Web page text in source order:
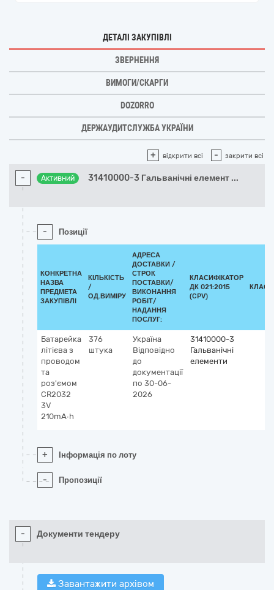
ДЕТАЛІ ЗАКУПІВЛІ
ЗВЕРНЕННЯ
ВИМОГИ/СКАРГИ
DOZORRO
ДЕРЖАУДИТСЛУЖБА УКРАЇНИ
+ відкрити всі - закрити всі
- Активний 31410000-3 Гальванічні елемент ...
- Позиції
КОНКРЕТНА
НАЗВА
ПРЕДМЕТА
ЗАКУПІВЛІ
КІЛЬКІСТЬ
/
ОД.ВИМІРУ
АДРЕСА
ДОСТАВКИ /
СТРОК
ПОСТАВКИ/
ВИКОНАННЯ
РОБІТ/
НАДАННЯ
ПОСЛУГ:
КЛАСИФІКАТОР
ДК 021:2015
(CPV)
Батарейка
літієва з
проводом
та
роз'ємом
CR2032
3V
210mA∙h
376
штука
Україна
Відповідно
до
документації
по 30-06-
2026
31410000-3
Гальванічні
елементи
+ Інформація по лоту
- Пропозиції
- Документи тендеру
Завантажити архівом